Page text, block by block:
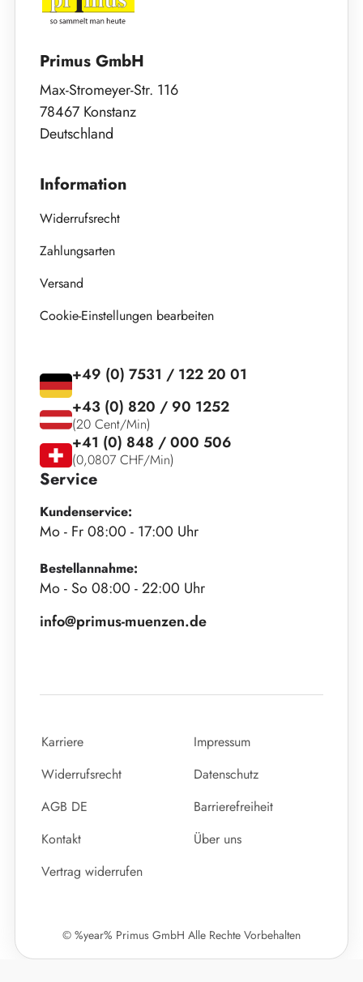
Primus GmbH
Max-Stromeyer-Str. 116
78467 Konstanz
Deutschland
Information
Widerrufsrecht
Zahlungsarten
Versand
Cookie-Einstellungen bearbeiten
Service
Kundenservice:
Mo - Fr 08:00 - 17:00 Uhr
Bestellannahme:
Mo - So 08:00 - 22:00 Uhr
info@primus-muenzen.de
+49 (0) 7531 / 122 20 01
+43 (0) 820 / 90 1252
(20 Cent/Min)
+41 (0) 848 / 000 506
(0,0807 CHF/Min)
Karriere
Impressum
Widerrufsrecht
Datenschutz
AGB DE
Barrierefreiheit
Kontakt
Über uns
Vertrag widerrufen
© %year% Primus GmbH Alle Rechte Vorbehalten